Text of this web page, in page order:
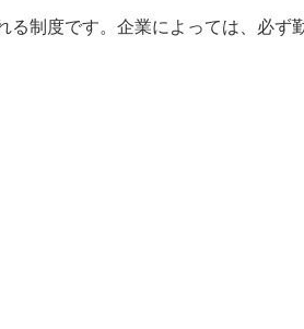
制度です。企業によっては、必ず